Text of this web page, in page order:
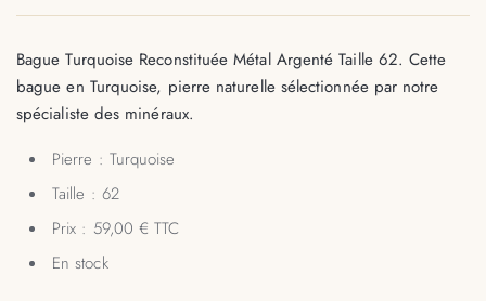
Bague Turquoise Reconstituée Métal Argenté Taille 62. Cette
bague en Turquoise, pierre naturelle sélectionnée par notre
spécialiste des minéraux.
Pierre : Turquoise
Taille : 62
Prix : 59,00 € TTC
En stock